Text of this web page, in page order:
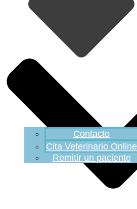
Contacto
Cita Veterinario Online
Remitir un paciente